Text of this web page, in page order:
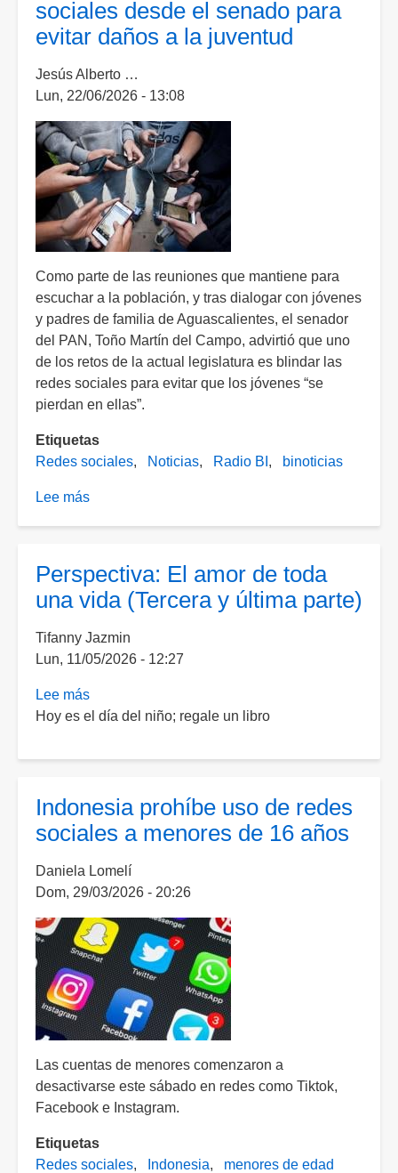
de
redes
a
menores
de
15
años;
es
el
primer
país
de
Europa
en
avalar
la
medida
sociales desde el senado para
evitar daños a la juventud
Jesús Alberto …
Lun, 22/06/2026 - 13:08
Como parte de las reuniones que mantiene para
escuchar a la población, y tras dialogar con jóvenes
y padres de familia de Aguascalientes, el senador
del PAN, Toño Martín del Campo, advirtió que uno
de los retos de la actual legislatura es blindar las
redes sociales para evitar que los jóvenes “se
pierdan en ellas”.
Etiquetas
Redes sociales
Noticias Radio BI binoticias
Lee más
las
redes
desde
el
para
juventud
Perspectiva: El amor de toda
una vida (Tercera y última parte)
Tifanny Jazmin
Lun, 11/05/2026 - 12:27
Lee más
Perspectiva:
amor
toda
una
vida
(Tercera
y
parte)
Hoy es el día del niño; regale un libro
Indonesia prohíbe uso de redes
sociales a menores de 16 años
Daniela Lomelí
Dom, 29/03/2026 - 20:26
Las cuentas de menores comenzaron a
desactivarse este sábado en redes como Tiktok,
Facebook e Instagram.
Etiquetas
Redes sociales
Indonesia menores de edad